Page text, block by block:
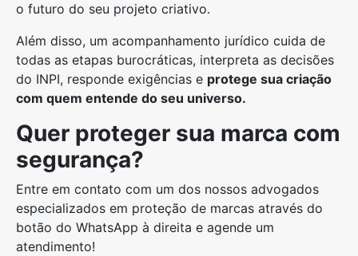
o futuro do seu projeto criativo.
Além disso, um acompanhamento jurídico cuida de
todas as etapas burocráticas, interpreta as decisões
do INPI, responde exigências e protege sua criação
com quem entende do seu universo.
Quer proteger sua marca com
segurança?
Entre em contato com um dos nossos advogados
especializados em proteção de marcas através do
botão do WhatsApp à direita e agende um
atendimento!